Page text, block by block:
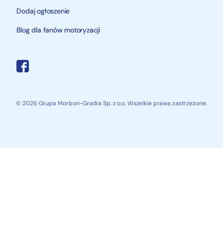
Dodaj ogłoszenie
Blog dla fanów motoryzacji
© 2026 Grupa Morizon-Gratka Sp. z o.o. Wszelkie prawa zastrzeżone.